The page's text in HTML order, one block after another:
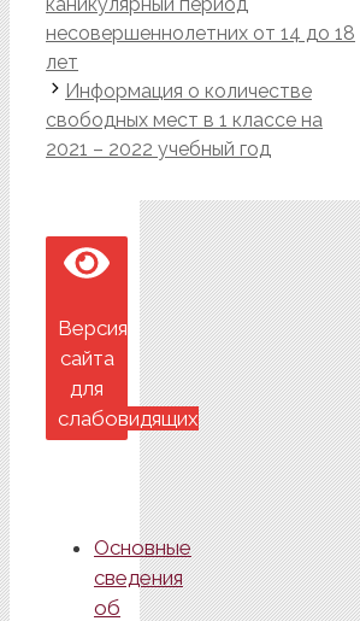
несовершеннолетних от 14 до 18
лет
Информация о количестве
свободных мест в 1 классе на
2021 – 2022 учебный год
Версия
сайта
для
слабовидящих
Основные
сведения
об